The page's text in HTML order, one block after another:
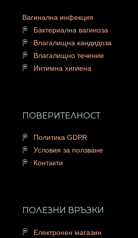
Вагинална инфекция
Бактериална вагиноза
Влагалищна кандидоза
Влагалищно течение
Интимна хигиена
ПОВЕРИТЕЛНОСТ
Политика GDPR
Условия за ползване
Контакти
ПОЛЕЗНИ ВРЪЗКИ
Електронен магазин